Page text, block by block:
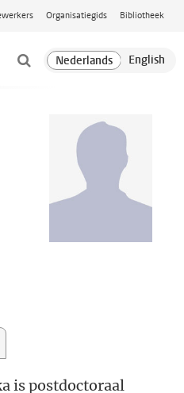
Organisatiegids Bibliotheek
is postdoctoraal